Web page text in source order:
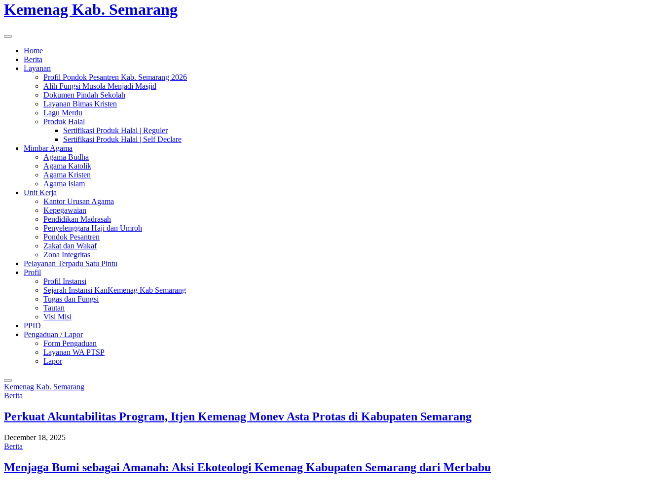
Kemenag Kab. Semarang
Home
Berita
Layanan
Profil Pondok Pesantren Kab. Semarang 2026
Alih Fungsi Musola Menjadi Masjid
Dokumen Pindah Sekolah
Layanan Bimas Kristen
Lagu Merdu
Produk Halal
Sertifikasi Produk Halal | Reguler
Sertifikasi Produk Halal | Self Declare
Mimbar Agama
Agama Budha
Agama Katolik
Agama Kristen
Agama Islam
Unit Kerja
Kantor Urusan Agama
Kepegawaian
Pendidikan Madrasah
Penyelenggara Haji dan Umroh
Pondok Pesantren
Zakat dan Wakaf
Zona Integritas
Pelayanan Terpadu Satu Pintu
Profil
Profil Instansi
Sejarah Instansi KanKemenag Kab Semarang
Tugas dan Fungsi
Tautan
Visi Misi
PPID
Pengaduan / Lapor
Form Pengaduan
Layanan WA PTSP
Lapor
Kemenag Kab. Semarang
Berita
Perkuat Akuntabilitas Program, Itjen Kemenag Monev Asta Protas di Kabupaten Semarang
December 18, 2025
Berita
Menjaga Bumi sebagai Amanah: Aksi Ekoteologi Kemenag Kabupaten Semarang dari Merbabu